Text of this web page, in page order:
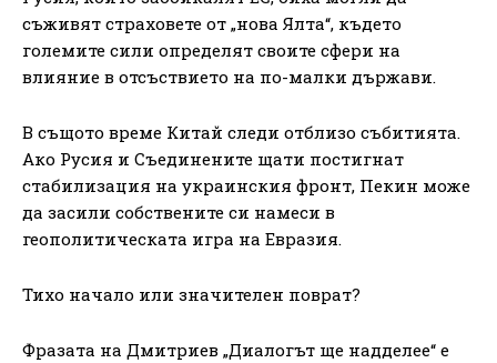
съживят страховете от „нова Ялта“, където
големите сили определят своите сфери на
влияние в отсъствието на по-малки държави.
В същото време Китай следи отблизо събитията.
Ако Русия и Съединените щати постигнат
стабилизация на украинския фронт, Пекин може
да засили собствените си намеси в
геополитическата игра на Евразия.
Тихо начало или значителен поврат?
Фразата на Дмитриев „Диалогът ще надделее“ е